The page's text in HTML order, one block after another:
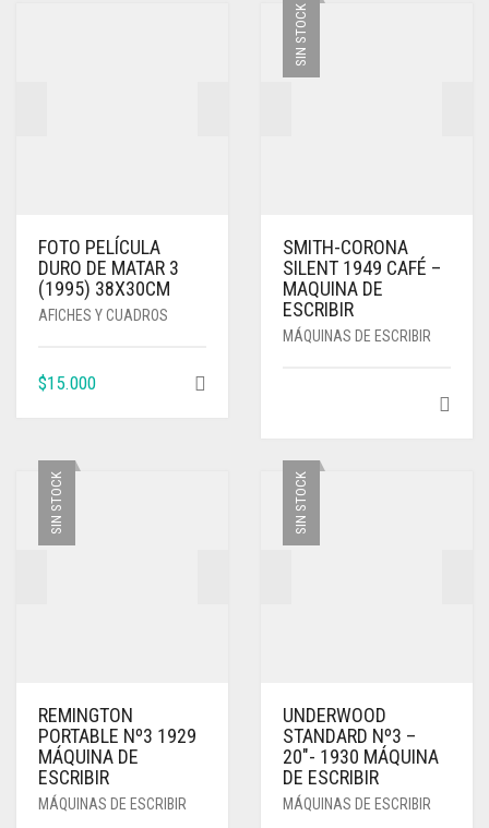
FOTO PELÍCULA
DURO DE MATAR 3
(1995) 38X30CM
AFICHES Y CUADROS
$15.000
SIN STOCK
SMITH-CORONA
SILENT 1949 CAFÉ –
MAQUINA DE
ESCRIBIR
MÁQUINAS DE ESCRIBIR
SIN STOCK
REMINGTON
PORTABLE Nº3 1929
MÁQUINA DE
ESCRIBIR
MÁQUINAS DE ESCRIBIR
SIN STOCK
UNDERWOOD
STANDARD Nº3 –
20″- 1930 MÁQUINA
DE ESCRIBIR
MÁQUINAS DE ESCRIBIR